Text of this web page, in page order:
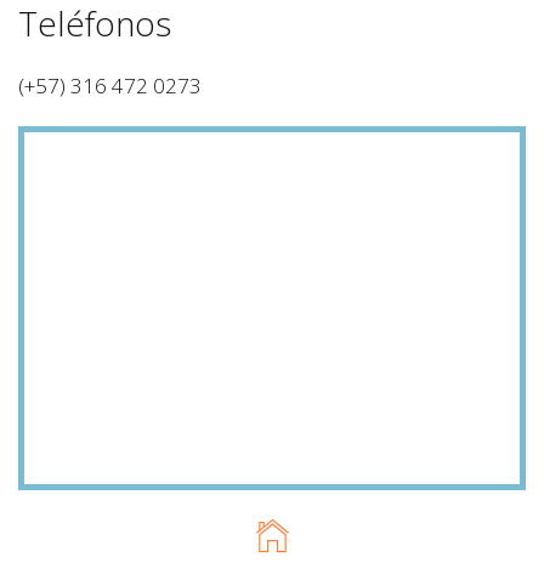
Teléfonos
(+57) 316 472 0273